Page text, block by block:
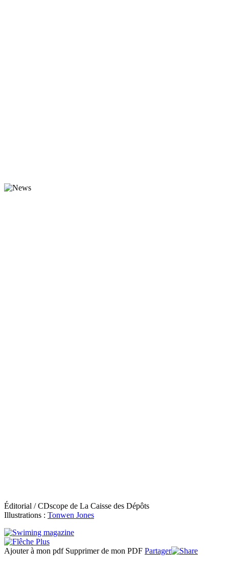
Éditorial / CDscope de La Caisse des Dépôts
Illustrations : Tonwen Jones
Ajouter à mon pdf Supprimer de mon PDF Partager